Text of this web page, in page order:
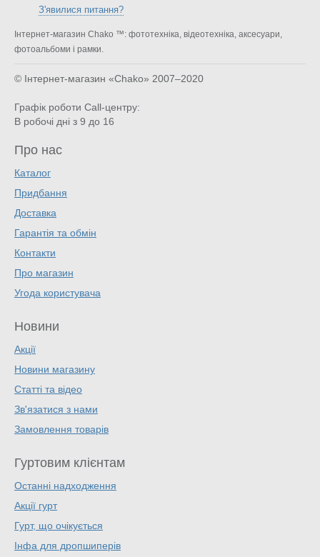
З'явилися питання?
Інтернет-магазин Chako ™: фототехніка, відеотехніка, аксесуари,
фотоальбоми і рамки.
© Інтернет-магазин «Chako» 2007–2020
Графік роботи Call-центру:
В робочі дні з 9 до 16
Про нас
Каталог
Придбання
Доставка
Гарантія та обмін
Контакти
Про магазин
Угода користувача
Новини
Акції
Новини магазину
Статті та відео
Зв'язатися з нами
Замовлення товарів
Гуртовим клієнтам
Останні надходження
Акції гурт
Гурт, що очікується
Інфа для дропшиперів